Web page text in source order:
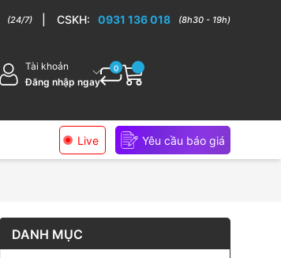
(24/7) CSKH: 0931 136 018 (8h30 - 19h)
Tài khoản
Đăng nhập ngay
0
Live Yêu cầu báo giá
DANH MỤC